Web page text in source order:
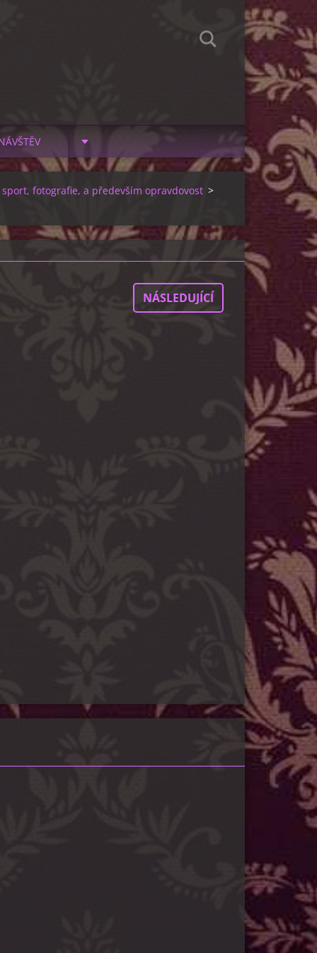
fotografie, a především opravdovost >
NÁSLEDUJÍCÍ